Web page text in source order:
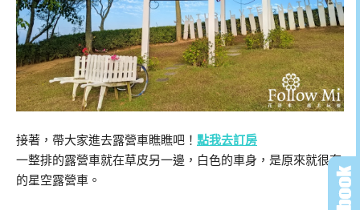
接著，帶大家進去露營車瞧瞧吧！ 點我去訂房
一整排的露營車就在草皮另一邊，白色的車身，是原來就很夯
的星空露營車。